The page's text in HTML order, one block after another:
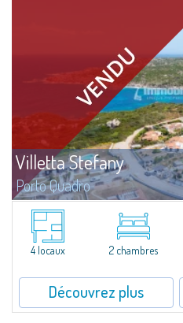
Villetta Stefany
Porto Quadro
​Splendid detached house for sale in
Quadro.Villetta Stefany consists of a
two bedrooms and two bathrooms;
4 locaux
2 chambres
Découvrez plus